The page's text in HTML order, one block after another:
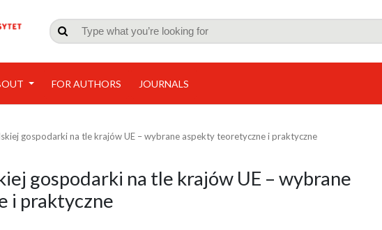

FOR AUTHORS JOURNALS
gospodarki na tle krajów UE – wybrane aspekty teoretyczne i praktyczne
gospodarki na tle krajów UE – wybrane
i praktyczne